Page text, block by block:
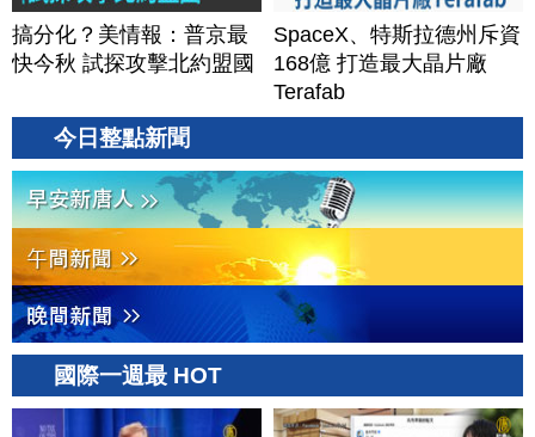
搞分化？美情報：普京最
快今秋 試探攻擊北約盟國
SpaceX、特斯拉德州斥資
168億 打造最大晶片廠
Terafab
今日整點新聞
國際一週最 HOT